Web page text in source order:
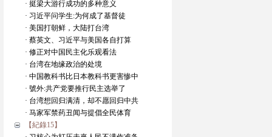
· 挺梁大游行成功的多种意义
· 习近平问学生:为何成了基督徒
· 美国打朝鲜，大陆打台湾
· 蔡英文、习近平与美国各自打算
· 修正对中国民主化乐观看法
· 台湾在地缘政治的处境
· 中国教科书比日本教科书更害惨中
· 號外:共产党要推行民主选举了
· 台湾想回归满清，却不愿回归中共
· 马家军禁药丑闻与提倡全民体育
【紀錄15】